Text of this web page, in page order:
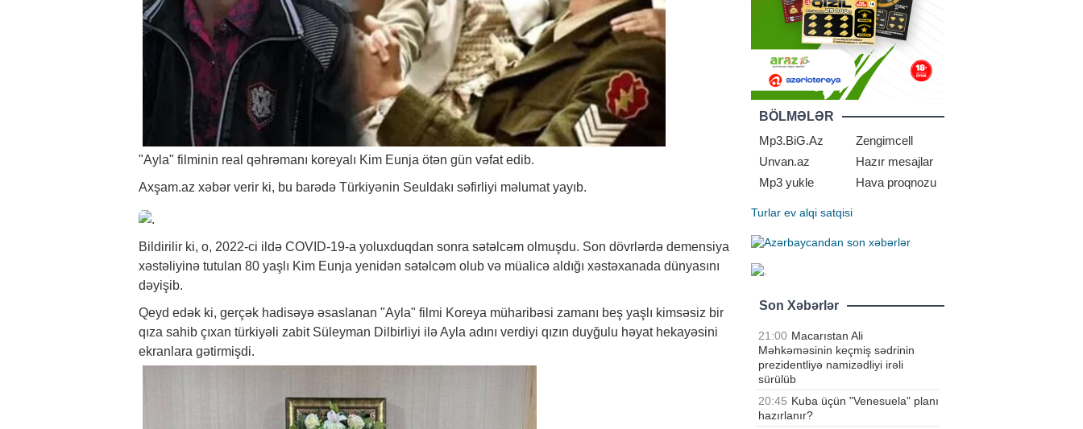
"Ayla" filminin real qəhrəmanı koreyalı Kim Eunja ötən gün vəfat edib.
Axşam.az xəbər verir ki, bu barədə Türkiyənin Seuldakı səfirliyi məlumat yayıb.
Bildirilir ki, o, 2022-ci ildə COVID-19-a yoluxduqdan sonra sətəlcəm olmuşdu. Son dövrlərdə demensiya
xəstəliyinə tutulan 80 yaşlı Kim Eunja yenidən sətəlcəm olub və müalicə aldığı xəstəxanada dünyasını
dəyişib.
Qeyd edək ki, gerçək hadisəyə əsaslanan "Ayla" filmi Koreya müharibəsi zamanı beş yaşlı kimsəsiz bir
qıza sahib çıxan türkiyəli zabit Süleyman Dilbirliyi ilə Ayla adını verdiyi qızın duyğulu həyat hekayəsini
ekranlara gətirmişdi.
BÖLMƏLƏR
Mp3.BiG.Az
Zengimcell
Unvan.az
Hazır mesajlar
Mp3 yukle
Hava proqnozu
Turlar ev alqi satqisi
Son Xəbərlər
21:00 Macarıstan Ali
Məhkəməsinin keçmiş sədrinin
prezidentliyə namizədliyi irəli
sürülüb
20:45 Kuba üçün "Venesuela" planı
hazırlanır?